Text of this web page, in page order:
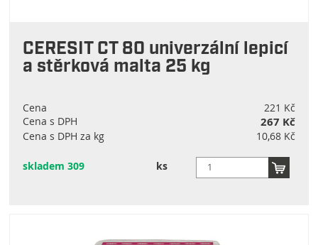
CERESIT CT 80 univerzální lepicí
a stěrková malta 25 kg
Cena
221 Kč
Cena s DPH
267 Kč
Cena s DPH za kg 10,68 Kč
skladem 309 ks